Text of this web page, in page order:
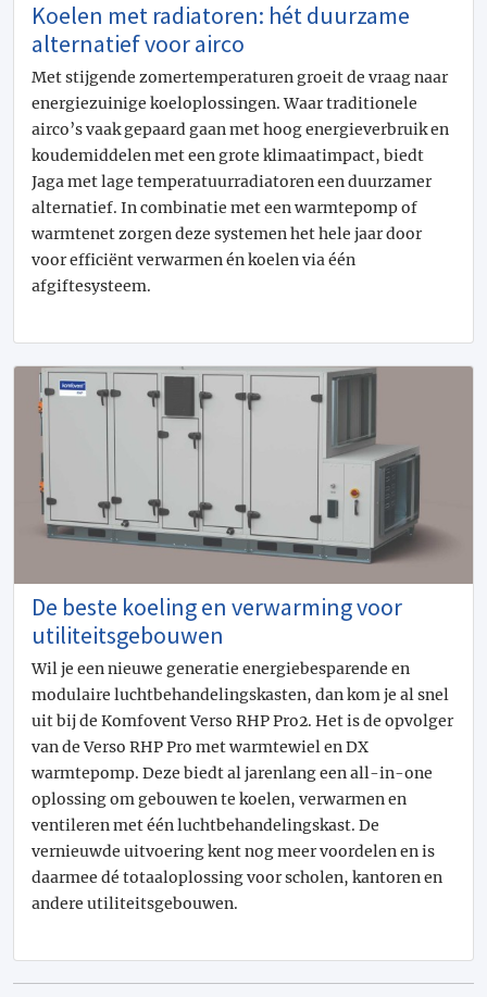
Koelen met radiatoren: hét duurzame
alternatief voor airco
Met stijgende zomertemperaturen groeit de vraag naar
energiezuinige koeloplossingen. Waar traditionele
airco’s vaak gepaard gaan met hoog energieverbruik en
koudemiddelen met een grote klimaatimpact, biedt
Jaga met lage temperatuurradiatoren een duurzamer
alternatief. In combinatie met een warmtepomp of
warmtenet zorgen deze systemen het hele jaar door
voor efficiënt verwarmen én koelen via één
afgiftesysteem.
De beste koeling en verwarming voor
utiliteitsgebouwen
Wil je een nieuwe generatie energiebesparende en
modulaire luchtbehandelingskasten, dan kom je al snel
uit bij de Komfovent Verso RHP Pro2. Het is de opvolger
van de Verso RHP Pro met warmtewiel en DX
warmtepomp. Deze biedt al jarenlang een all-in-one
oplossing om gebouwen te koelen, verwarmen en
ventileren met één luchtbehandelingskast. De
vernieuwde uitvoering kent nog meer voordelen en is
daarmee dé totaaloplossing voor scholen, kantoren en
andere utiliteitsgebouwen.